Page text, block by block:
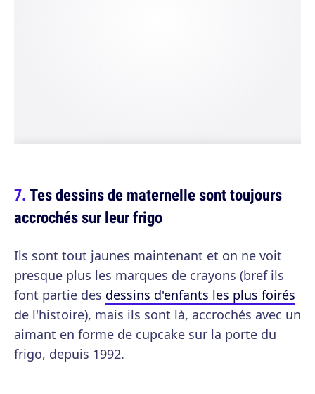
Tes dessins de maternelle sont toujours
accrochés sur leur frigo
Ils sont tout jaunes maintenant et on ne voit
presque plus les marques de crayons (bref ils
font partie des dessins d'enfants les plus foirés
de l'histoire), mais ils sont là, accrochés avec un
aimant en forme de cupcake sur la porte du
frigo, depuis 1992.